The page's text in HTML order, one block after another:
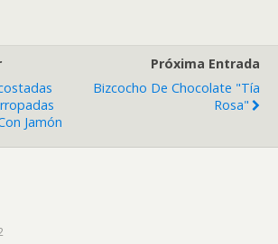
Jamón
Próxima Entrada
Bizcocho De Chocolate "Tía
Rosa"